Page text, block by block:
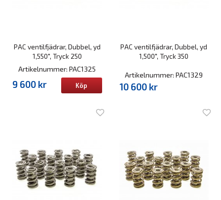
PAC ventilfjädrar, Dubbel, yd
1,550", Tryck 250
Artikelnummer: PAC1325
9 600 kr Köp
PAC ventilfjädrar, Dubbel, yd
1,500", Tryck 350
Artikelnummer: PAC1329
10 600 kr